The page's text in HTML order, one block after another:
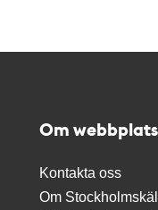
Om
Kontakta oss
Om